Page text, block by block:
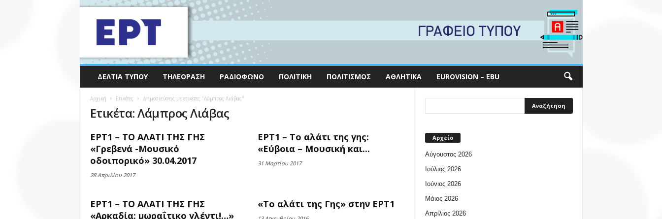
ΔΕΛΤΊΑ ΤΎΠΟΥ ΤΗΛΕΌΡΑΣΗ ΡΑΔΙΌΦΩΝΟ ΠΟΛΙΤΙΚΉ ΠΟΛΙΤΙΣΜΌΣ ΑΘΛΗΤΙΚΆ EUROVISION – EBU
Αρχική Ετικέτες Δημοσιεύσεις με ετικέτες "Λάμπρος Λιάβας"
Ετικέτα: Λάμπρος Λιάβας
ΕΡΤ1 – ΤΟ ΑΛΑΤΙ ΤΗΣ ΓΗΣ
«Γρεβενά -Μουσικό
οδοιπορικό» 30.04.2017
28 Απριλίου 2017
ΕΡΤ1 – Το αλάτι της γης:
«Εύβοια – Μουσική και...
31 Μαρτίου 2017
ΕΡΤ1 – ΤΟ ΑΛΑΤΙ ΤΗΣ ΓΗΣ
«Αρκαδία: μωραΐτικο γλέντι!…»
«Το αλάτι της Γης» στην ΕΡΤ1
Αρχείο
Αύγουστος 2026
Ιούλιος 2026
Ιούνιος 2026
Μάιος 2026
Απρίλιος 2026